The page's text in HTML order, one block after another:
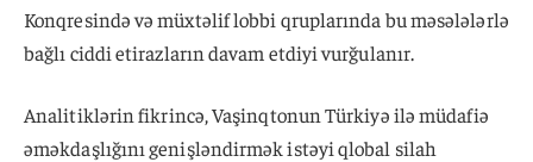
Konqresində və müxtəlif lobbi qruplarında bu məsələlərlə
bağlı ciddi etirazların davam etdiyi vurğulanır.
Analitiklərin fikrincə, Vaşinqtonun Türkiyə ilə müdafiə
əməkdaşlığını genişləndirmək istəyi qlobal silah